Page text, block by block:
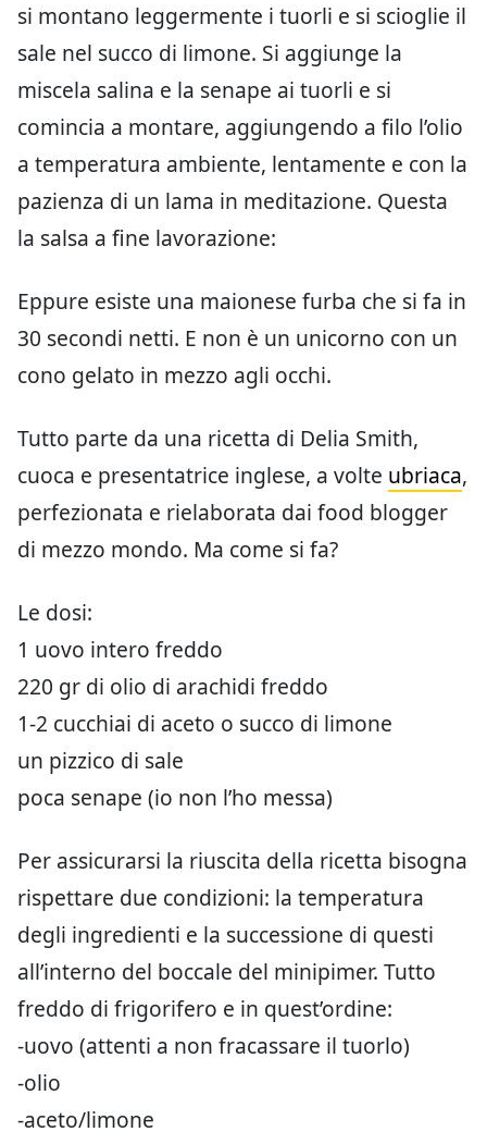
si montano leggermente i tuorli e si scioglie il
sale nel succo di limone. Si aggiunge la
miscela salina e la senape ai tuorli e si
comincia a montare, aggiungendo a filo l’olio
a temperatura ambiente, lentamente e con la
pazienza di un lama in meditazione. Questa
la salsa a fine lavorazione:
Eppure esiste una maionese furba che si fa in
30 secondi netti. E non è un unicorno con un
cono gelato in mezzo agli occhi.
Tutto parte da una ricetta di Delia Smith,
cuoca e presentatrice inglese, a volte ubriaca,
perfezionata e rielaborata dai food blogger
di mezzo mondo. Ma come si fa?
Le dosi:
1 uovo intero freddo
220 gr di olio di arachidi freddo
1-2 cucchiai di aceto o succo di limone
un pizzico di sale
poca senape (io non l’ho messa)
Per assicurarsi la riuscita della ricetta bisogna
rispettare due condizioni: la temperatura
degli ingredienti e la successione di questi
all’interno del boccale del minipimer. Tutto
freddo di frigorifero e in quest’ordine:
-uovo (attenti a non fracassare il tuorlo)
-olio
-aceto/limone